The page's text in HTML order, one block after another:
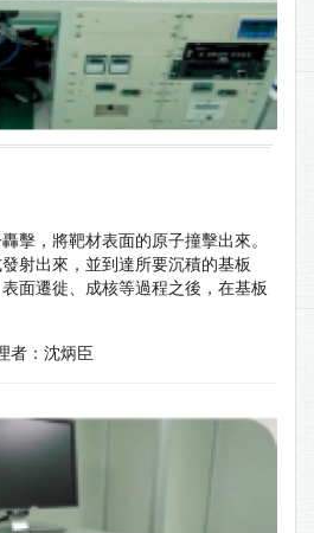
擊，將靶材表面的原子撞擊出來。
射出來，並到達所要沉積的基板
面遷徙、成核等過程之後，在基板
者：沈炳臣